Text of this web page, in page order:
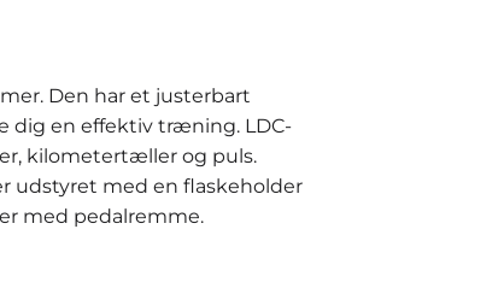
Den har et justerbart
dig en effektiv træning. LDC-
kilometertæller og puls.
udstyret med en flaskeholder
med pedalremme.